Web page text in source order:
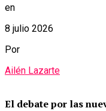
en
8 julio 2026
Por
Ailén Lazarte
El debate por las